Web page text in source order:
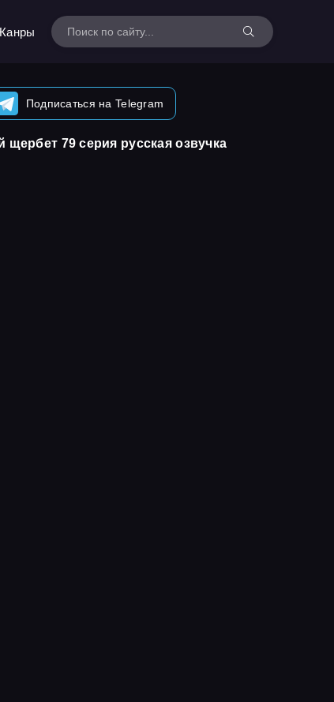
Подписаться на Telegram
щербет 79 серия русская озвучка